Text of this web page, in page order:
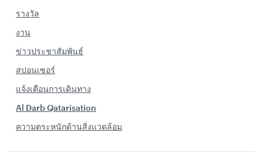
รางวัล
งาน
ข่าวประชาสัมพันธ์
สปอนเซอร์
แจ้งเตือนการเดินทาง
Al Darb Qatarisation
ความตระหนักด้านสิ่งแวดล้อม